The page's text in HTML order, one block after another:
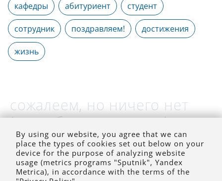
кафедры абитуриент студент
сотрудник поздравляем! достижения
жизнь
сожалеем, но ничего нет
(на выбранное время)
By using our website, you agree that we can
place the types of cookies set out below on your
device for the purpose of analyzing website
usage (metrics programs "Sputnik", Yandex
Metrica), in accordance with the terms of the